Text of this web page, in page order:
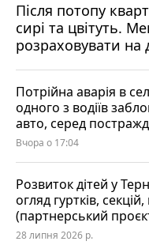
Після потопу
сирі та цвітуть.
розраховувати на
Потрійна аварія в
одного з водіїв
авто, серед
Вчора о 17:04
Розвиток дітей у
огляд гуртків, секцій,
(партнерський
28 липня 2026 р.